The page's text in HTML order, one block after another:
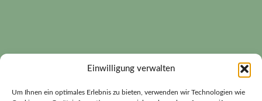
Einwilligung verwalten
Um Ihnen ein optimales Erlebnis zu bieten, verwenden wir Technologien wie